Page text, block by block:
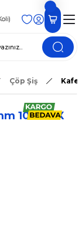
Çöp Şiş
100 Lü X